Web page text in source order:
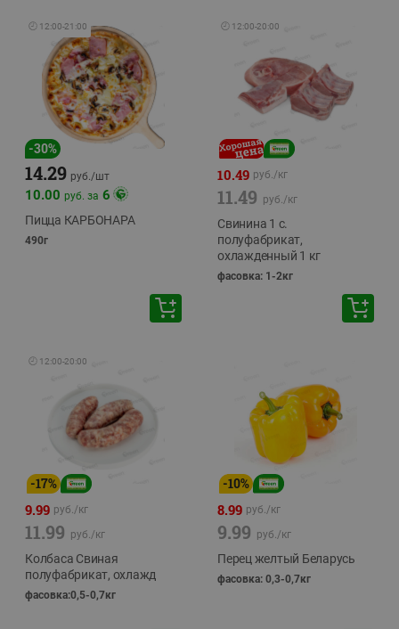
🕘 12:00-21:00
-30%
14.29 руб./шт
10.00 руб. за 6
Пицца КАРБОНАРА
490г
🕘 12:00-20:00
10.49 руб./кг
11.49 руб./кг
Свинина 1 с.
полуфабрикат,
охлажденный 1 кг
фасовка: 1-2кг
🕘 12:00-20:00
-17%
9.99 руб./кг
11.99 руб./кг
Колбаса Свиная
полуфабрикат, охлажд
фасовка:0,5-0,7кг
-10%
8.99 руб./кг
9.99 руб./кг
Перец желтый Беларусь
фасовка: 0,3-0,7кг